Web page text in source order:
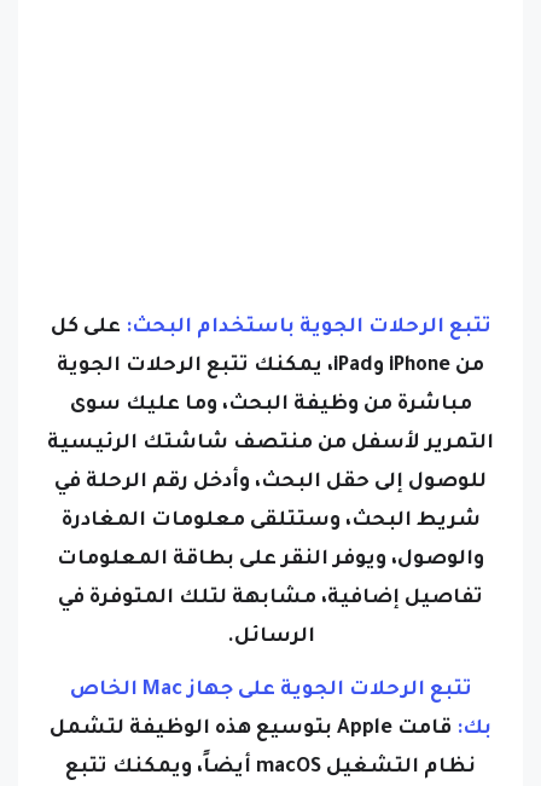
من iPhone وiPad، يمكنك تتبع الرحلات الجوية
مباشرة من وظيفة البحث، وما عليك سوى
التمرير لأسفل من منتصف شاشتك الرئيسية
للوصول إلى حقل البحث، وأدخل رقم الرحلة في
شريط البحث، وستتلقى معلومات المغادرة
والوصول، ويوفر النقر على بطاقة المعلومات
تفاصيل إضافية، مشابهة لتلك المتوفرة في
الرسائل.
بك:
قامت Apple بتوسيع هذه الوظيفة لتشمل
نظام التشغيل macOS أيضاً، ويمكنك تتبع
الرحلات الجوية على جهاز Mac الخاص بك